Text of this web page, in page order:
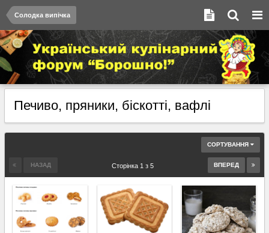
Солодка випічка
Печиво, пряники, біскотті, вафлі
СОРТУВАННЯ
НАЗАД ВПЕРЕД
Сторінка 1 з 5